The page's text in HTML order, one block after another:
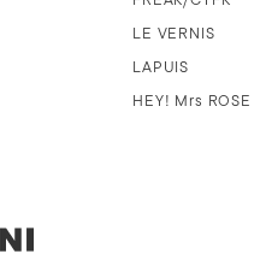
LE VERNIS
LAPUIS
HEY! Mrs ROSE